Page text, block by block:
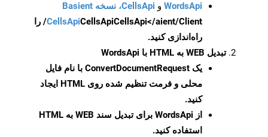
WordsApi و CellsApi، نسخه Basient
CellsApiCellsApi
CellsApi</aient/Client/ را
راه‌اندازی کنید.
تبدیل WEB به HTML با WordsApi
یک ConvertDocumentRequest با نام فایل
محلی و فرمت تنظیم شده روی HTML ایجاد
کنید.
از WordsApi برای تبدیل سند WEB به HTML
استفاده کنید.